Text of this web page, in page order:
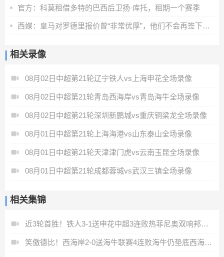
官方：科莫租借多特的巴西后卫扬·库托，租期一个赛季
西媒：皇马对罗德里报价曾“非常优厚”，他们不会再签下其他中场
相关录像
08月02日中超第21轮辽宁铁人vs上海申花全场录像
08月02日中超第21轮青岛西海岸vs青岛海牛全场录像
08月02日中超第21轮深圳新鹏城vs重庆铜梁龙全场录像
08月01日中超第21轮上海海港vs山东泰山全场录像
08月01日中超第21轮天津津门虎vs云南玉昆全场录像
08月01日中超第21轮成都蓉城vs武汉三镇全场录像
相关集锦
近3轮首胜！铁人3-1送申花中超3连败热菲尼奥双响邦本宜裕传射
笑傲德比！西海岸2-0送海牛联赛4连败海牛仍垫底西海岸升至第二